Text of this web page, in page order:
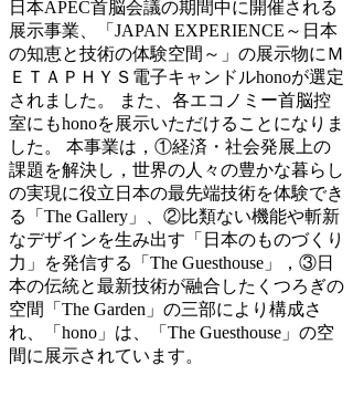
日本APEC首脳会議の期間中に開催される
展示事業、「JAPAN EXPERIENCE～日本
の知恵と技術の体験空間～」の展示物にＭ
ＥＴＡＰＨＹＳ電子キャンドルhonoが選定
されました。 また、各エコノミー首脳控
室にもhonoを展示いただけることになりま
した。 本事業は，①経済・社会発展上の
課題を解決し，世界の人々の豊かな暮らし
の実現に役立日本の最先端技術を体験でき
る「The Gallery」、②比類ない機能や斬新
なデザインを生み出す「日本のものづくり
力」を発信する「The Guesthouse」，③日
本の伝統と最新技術が融合したくつろぎの
空間「The Garden」の三部により構成さ
れ、「hono」は、「The Guesthouse」の空
間に展示されています。